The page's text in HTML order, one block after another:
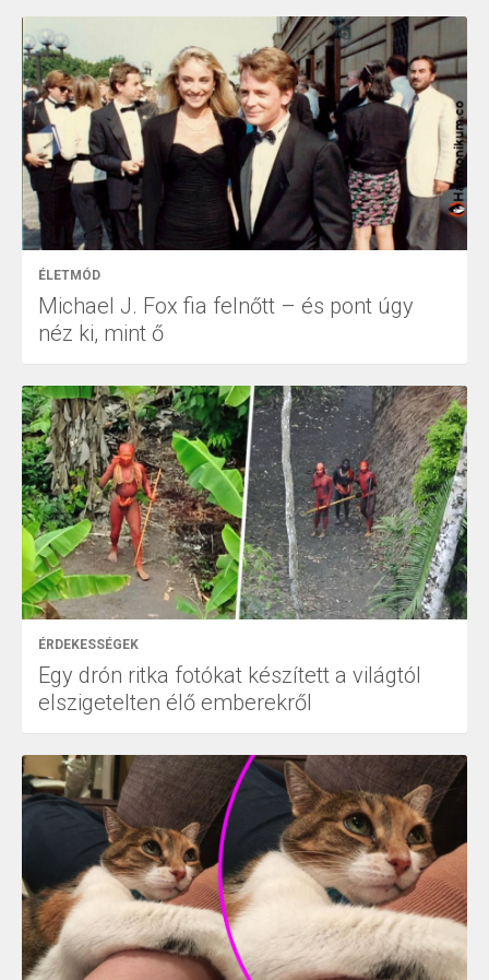
ÉLETMÓD
Michael J. Fox fia felnőtt – és pont úgy
néz ki, mint ő
ÉRDEKESSÉGEK
Egy drón ritka fotókat készített a világtól
elszigetelten élő emberekről